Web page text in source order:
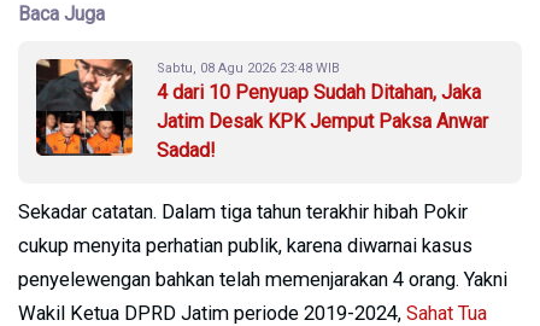
Baca Juga
Sabtu, 08 Agu 2026 23:48 WIB
4 dari 10 Penyuap Sudah Ditahan, Jaka
Jatim Desak KPK Jemput Paksa Anwar
Sadad!
Sekadar catatan. Dalam tiga tahun terakhir hibah Pokir
cukup menyita perhatian publik, karena diwarnai kasus
penyelewengan bahkan telah memenjarakan 4 orang. Yakni
Wakil Ketua DPRD Jatim periode 2019-2024, Sahat Tua